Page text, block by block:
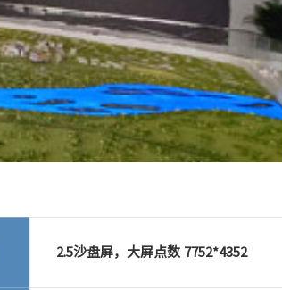
2.5沙盘屏，大屏点数 7752*4352